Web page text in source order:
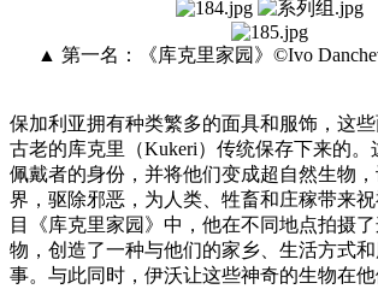
▲ 第一名：《库克里家园》©Ivo
保加利亚拥有种类繁多的面具和服饰，这
古老的库克里（Kukeri）传统保存下来的。
佩戴者的身份，并将他们变成超自然生物
界，驱除邪恶，为人类、牲畜和庄稼带来
目《库克里家园》中，他在不同地点拍摄
物，创造了一种与他们的家乡、生活方式
事。与此同时，伊沃让这些神奇的生物在